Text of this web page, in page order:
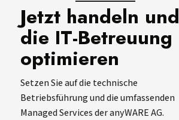
Jetzt handeln und
die IT-Betreuung
optimieren
Setzen Sie auf die technische
Betriebsführung und die umfassenden
Managed Services der anyWARE AG.